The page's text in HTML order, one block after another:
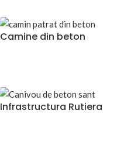
Camine din beton
Infrastructura Rutiera